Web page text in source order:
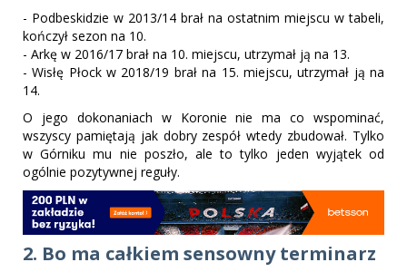
- Podbeskidzie w 2013/14 brał na ostatnim miejscu w tabeli,
kończył sezon na 10.
- Arkę w 2016/17 brał na 10. miejscu, utrzymał ją na 13.
- Wisłę Płock w 2018/19 brał na 15. miejscu, utrzymał ją na
14.
O jego dokonaniach w Koronie nie ma co wspominać,
wszyscy pamiętają jak dobry zespół wtedy zbudował. Tylko
w Górniku mu nie poszło, ale to tylko jeden wyjątek od
ogólnie pozytywnej reguły.
2. Bo ma całkiem sensowny terminarz